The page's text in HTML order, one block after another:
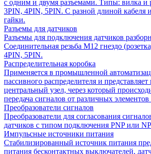
с одним и двумя разъемами. Типы: вилка и
3PIN, 4PIN, 5PIN. С разной длиной кабеля
гайки.
Разъемы для датчиков
Разъемы для подключения датчиков
Соединительная резьба М12 гнездо
4PIN, 5PIN.
Распределительная коробка
Применяется в промышленной
пассивного распределителя и представляет
центральный узел, через который
передача сигналов от различных
Преобразователи сигналов
Преобразователи для согласования
датчиков с типом подключения PNP или
Импульсные источники питания
Стабилизированный источник питания
питания бесконтактных выключателей,